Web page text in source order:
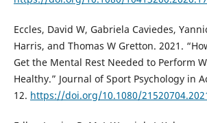
Eccles, David W, Gabriela Caviedes,
Harris, and Thomas W Gretton. 2021.
Get the Mental Rest Needed to Perform
Healthy.” Journal of Sport Psychology in
12. https://doi.org/10.1080/